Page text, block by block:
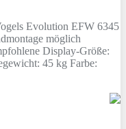
Evolution EFW 6345
möglich
Display-Größe:
45 kg Farbe: